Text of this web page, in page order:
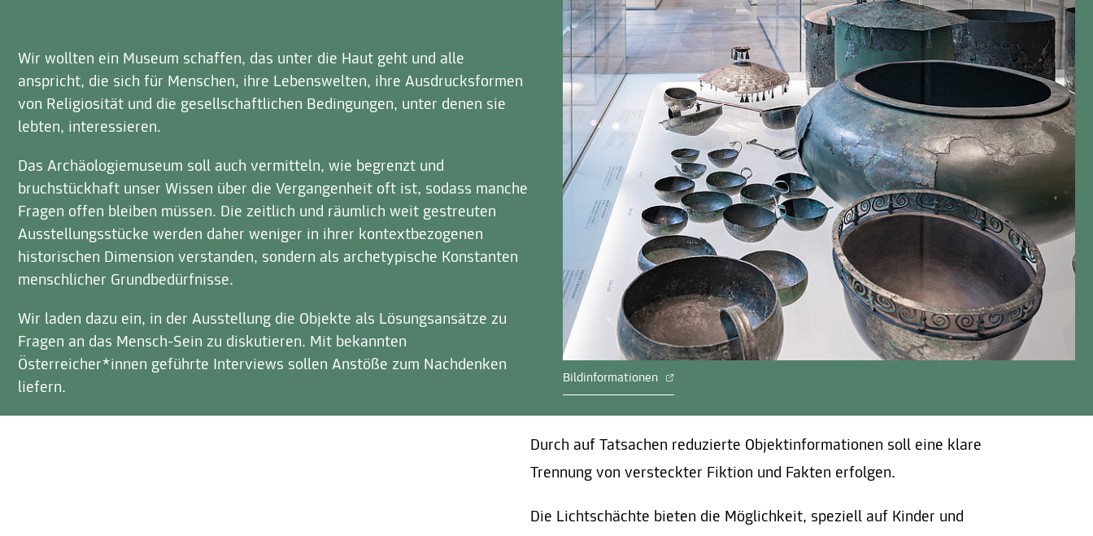
Wir wollten ein Museum schaffen, das unter die Haut geht und alle
anspricht, die sich für Menschen, ihre Lebenswelten, ihre Ausdrucksformen
von Religiosität und die gesellschaftlichen Bedingungen, unter denen sie
lebten, interessieren.
Das Archäologiemuseum soll auch vermitteln, wie begrenzt und
bruchstückhaft unser Wissen über die Vergangenheit oft ist, sodass manche
Fragen offen bleiben müssen. Die zeitlich und räumlich weit gestreuten
Ausstellungsstücke werden daher weniger in ihrer kontextbezogenen
historischen Dimension verstanden, sondern als archetypische Konstanten
menschlicher Grundbedürfnisse.
Wir laden dazu ein, in der Ausstellung die Objekte als Lösungsansätze zu
Fragen an das Mensch-Sein zu diskutieren. Mit bekannten
Österreicher*innen geführte Interviews sollen Anstöße zum Nachdenken
liefern.
Bildinformationen
Durch auf Tatsachen reduzierte Objektinformationen soll eine klare
Trennung von versteckter Fiktion und Fakten erfolgen.
Die Lichtschächte bieten die Möglichkeit, speziell auf Kinder und